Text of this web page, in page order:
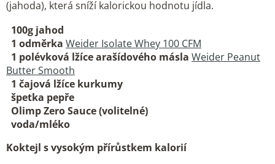
(jahoda), která sníží kalorickou hodnotu jídla.
100g jahod
1 odměrka Weider Isolate Whey 100 CFM
1 polévková lžíce arašídového másla Weider Peanut
Butter Smooth
1 čajová lžíce kurkumy
špetka pepře
Olimp Zero Sauce (volitelné)
voda/mléko
Koktejl s vysokým přírůstkem kalorií